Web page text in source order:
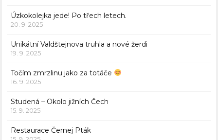
Úzkokolejka jede! Po třech letech.
20. 9. 2025
Unikátní Valdštejnova truhla a nové žerdi
19. 9. 2025
Točím zmrzlinu jako za totáče
16. 9. 2025
Studená – Okolo jižních Čech
15. 9. 2025
Restaurace Černej Pták